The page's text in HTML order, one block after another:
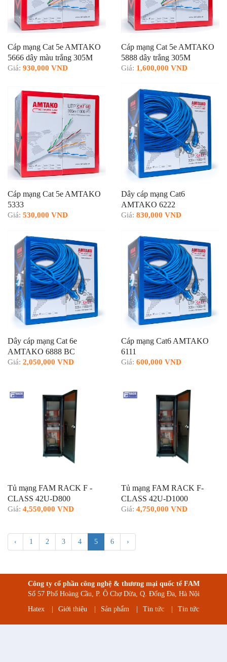
Cáp mạng Cat 5e AMTAKO
5666 dây màu trắng 305M
Giá: 930,000 VND
Cáp mạng Cat 5e AMTAKO
5888 dây trắng 305M
Giá: 1,600,000 VND
Cáp mạng Cat 5e AMTAKO
5333
Giá: 530,000 VND
Dây cáp mạng Cat6
AMTAKO 6222
Giá: 830,000 VND
Dây cáp mạng Cat 6e
AMTAKO 6888 BC
Giá: 2,050,000 VND
Cáp mạng Cat6 AMTAKO
6111
Giá: 600,000 VND
Tủ mạng FAM RACK F -
CLASS 42U-D800
Giá: 4,550,000 VND
Tủ mạng FAM RACK F-
CLASS 42U-D1000
Giá: 4,750,000 VND
‹ 1 2 3 4 5 6 ›
Công ty cổ phần công nghệ & thương mại quốc tế FAM
Số 57 Phố Hoàng Cầu, P. Ô Chợ Dừa, Q. Đống Đa, Hà Nội
Hatex
Giới thiệu Sản phẩm Tin tức Tin tức